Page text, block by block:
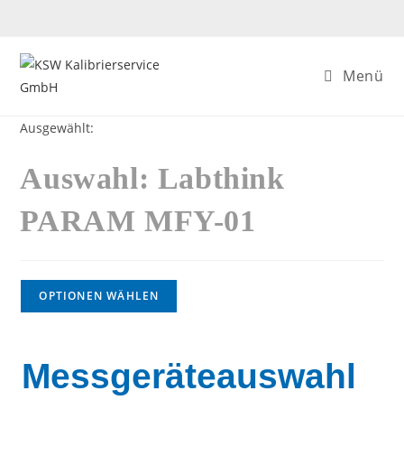
Menü
Ausgewählt:
Auswahl: Labthink
PARAM MFY-01
OPTIONEN WÄHLEN
Messgeräteauswahl